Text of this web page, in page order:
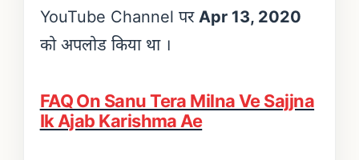
YouTube Channel पर Apr 13, 2020
को अपलोड किया था ।
FAQ On Sanu Tera Milna Ve Sajjna
Ik Ajab Karishma Ae